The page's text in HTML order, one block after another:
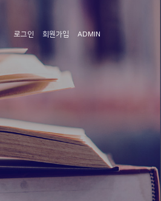
로그인 회원가입 ADMIN